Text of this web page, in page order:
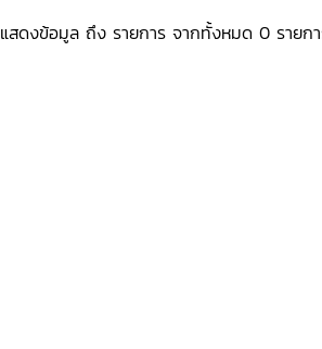
แสดงข้อมูล ถึง รายการ จากทั้งหมด 0 รายก